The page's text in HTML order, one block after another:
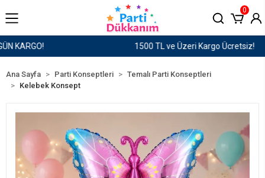
1500 TL ve Üzeri Kargo Ücretsiz!
0
Ana Sayfa Parti Konseptleri
Temalı Parti Konseptleri
Kelebek Konsept